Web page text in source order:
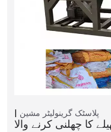
پلاسٹک گرینولیٹر مشین
کا چھلنی کرنے والا